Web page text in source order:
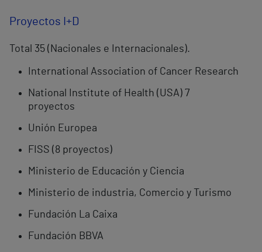
Proyectos I+D
Total 35 (Nacionales e Internacionales).
International Association of Cancer Research
National Institute of Health (USA) 7
proyectos
Unión Europea
FISS (8 proyectos)
Ministerio de Educación y Ciencia
Ministerio de industria, Comercio y Turismo
Fundación La Caixa
Fundación BBVA